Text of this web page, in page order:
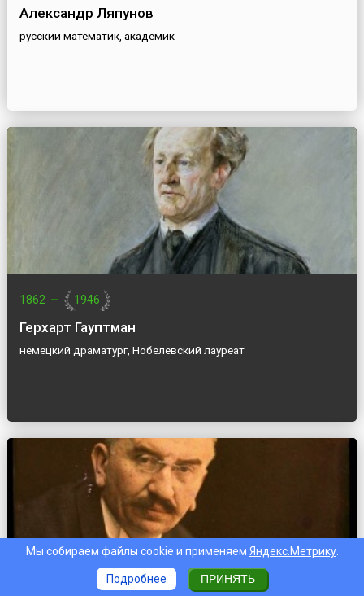
Александр Ляпунов
русский математик, академик
1862 — 1946
Герхарт Гауптман
немецкий драматург, Нобелевский лауреат
Мы собираем файлы cookie и применяем Яндекс.Метрику.
Подробнее ПРИНЯТЬ